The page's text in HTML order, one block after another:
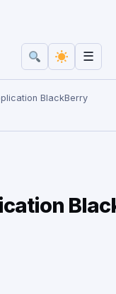
☰
BlackBerry